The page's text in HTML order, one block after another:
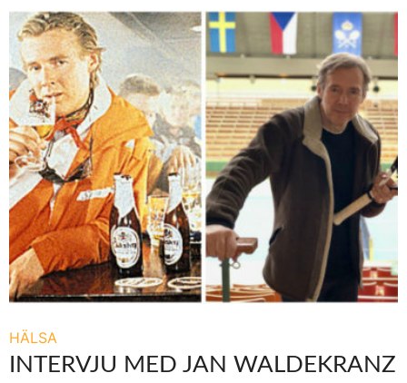
HÄLSA
INTERVJU MED JAN WALDEKRANZ